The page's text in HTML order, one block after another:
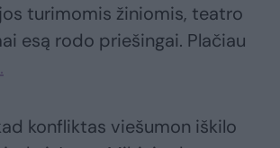
turimomis žiniomis, teatro
esą rodo priešingai. Plačiau
konfliktas viešumon iškilo